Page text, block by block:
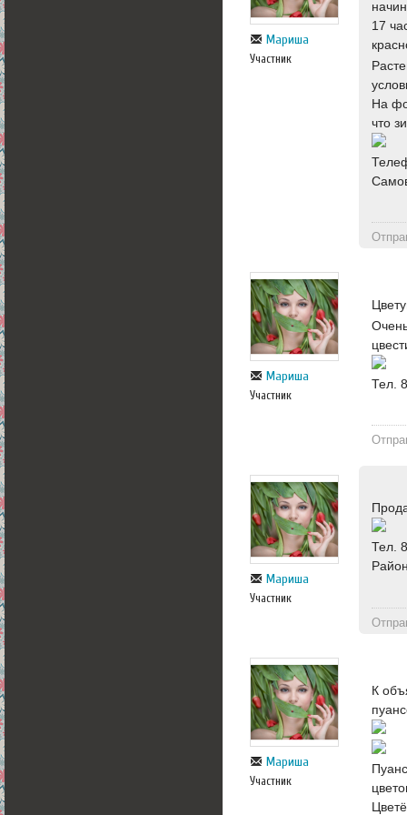
Мариша
Участник
17
На
что
Мариша
Участник
Тел.
Мариша
Участник
Тел.
Мариша
Участник
К